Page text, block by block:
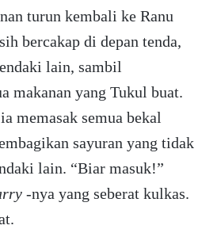
turun kembali ke Ranu
bercakap di depan tenda,
lain, sambil
makanan yang Tukul buat.
memasak semua bekal
sayuran yang tidak
lain. “Biar masuk!”
-nya yang seberat kulkas.